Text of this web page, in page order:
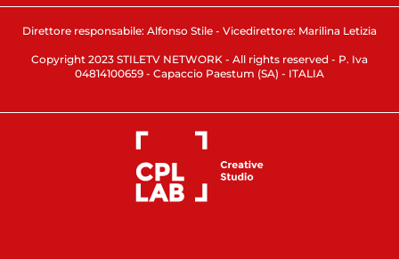
Direttore responsabile: Alfonso Stile - Vicedirettore: Marilina Letizia
Copyright 2023 STILETV NETWORK - All rights reserved - P. Iva
04814100659 - Capaccio Paestum (SA) - ITALIA